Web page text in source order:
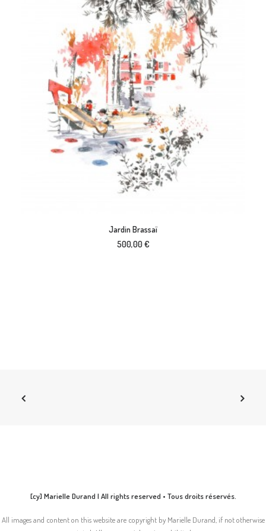
LIRE LA SUITE
Jardin Brassaï
500,00€
[cy] Marielle Durand | All rights reserved • Tous droits réservés.
All images and content on this website are copyright by Marielle Durand, if not otherwise